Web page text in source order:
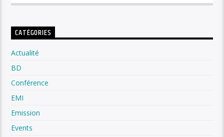
CATÉGORIES
Actualité
BD
Conférence
EMI
Emission
Events